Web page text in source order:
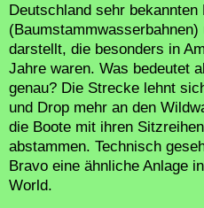
Deutschland sehr bekannten
darstellt, die besonders in
Jahre waren. Was bedeutet
genau? Die Strecke lehnt
und Drop mehr an den
die Boote mit ihren
abstammen. Technisch
Bravo eine ähnliche Anlage
World.